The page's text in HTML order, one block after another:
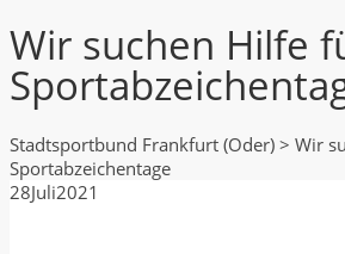
Wir suchen Hilfe
Stadtsportbund Frankfurt (Oder) > Wir
Sportabzeichentage
28Juli2021